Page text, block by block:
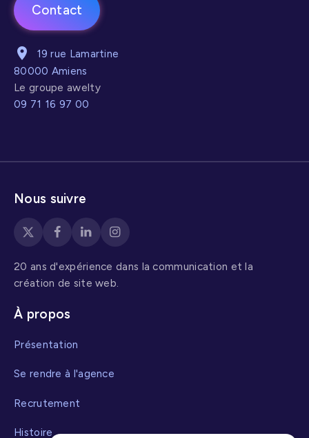
Contact
19 rue Lamartine
80000 Amiens
Le groupe awelty
09 71 16 97 00
Nous suivre
20 ans d'expérience dans la communication et la
création de site web.
À propos
Présentation
Se rendre à l'agence
Recrutement
Histoire